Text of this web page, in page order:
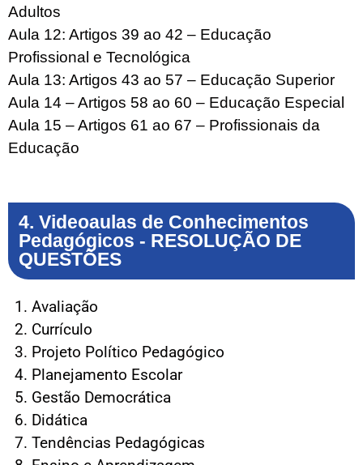
Adultos
Aula 12: Artigos 39 ao 42 – Educação
Profissional e Tecnológica
Aula 13: Artigos 43 ao 57 – Educação Superior
Aula 14 – Artigos 58 ao 60 – Educação Especial
Aula 15 – Artigos 61 ao 67 – Profissionais da
Educação
4. Videoaulas de Conhecimentos
Pedagógicos - RESOLUÇÃO DE
QUESTÕES
Avaliação
Currículo
Projeto Político Pedagógico
Planejamento Escolar
Gestão Democrática
Didática
Tendências Pedagógicas